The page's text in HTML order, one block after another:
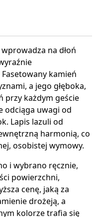
na dłoń
kamień
a jego głęboka,
przy każdym geście
odciąga uwagi od
Lapis lazuli od
harmonią, co
osobistej wymowy.
i wybrano ręcznie,
powierzchni,
cenę, jaką za
drożeją, a
kolorze trafia się